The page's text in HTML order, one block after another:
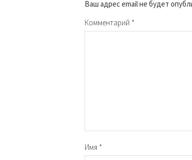
Ваш адрес email не будет
Комментарий *
Имя *